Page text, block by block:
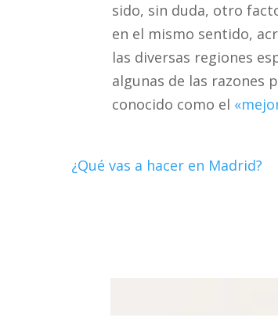
sido, sin duda, otro
en el mismo sentido,
las diversas regiones
algunas de las razones
conocido como el